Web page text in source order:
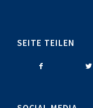
SEITE TEILEN